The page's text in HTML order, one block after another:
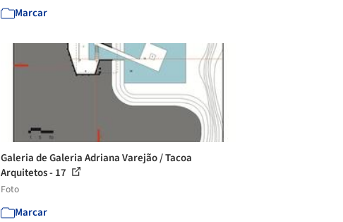
Marcar
Galeria de Galeria Adriana Varejão / Tacoa
Arquitetos - 17
Foto
Marcar